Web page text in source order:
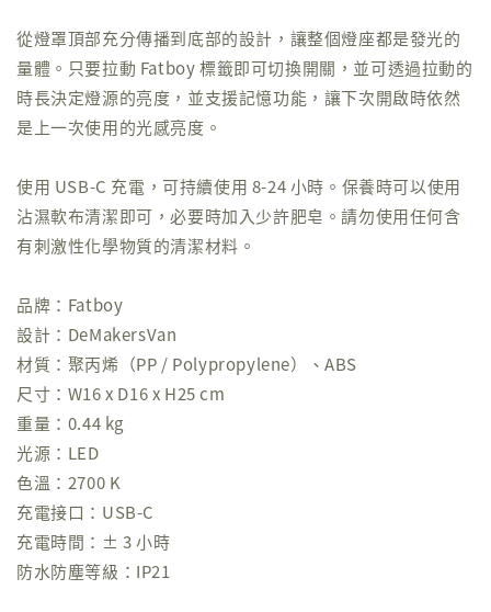
從燈罩頂部充分傳播到底部的設計，讓整個燈座都是發光的
量體。只要拉動 Fatboy 標籤即可切換開關，並可透過拉動的
時長決定燈源的亮度，並支援記憶功能，讓下次開啟時依然
是上一次使用的光感亮度。
使用 USB-C 充電，可持續使用 8-24 小時。保養時可以使用
沾濕軟布清潔即可，必要時加入少許肥皂。請勿使用任何含
有刺激性化學物質的清潔材料。
品牌：Fatboy
設計：DeMakersVan
材質：聚丙烯（PP / Polypropylene）、ABS
尺寸：W16 x D16 x H25 cm
重量：0.44 kg
光源：LED
色溫：2700 K
充電接口：USB-C
充電時間：± 3 小時
防水防塵等級：IP21